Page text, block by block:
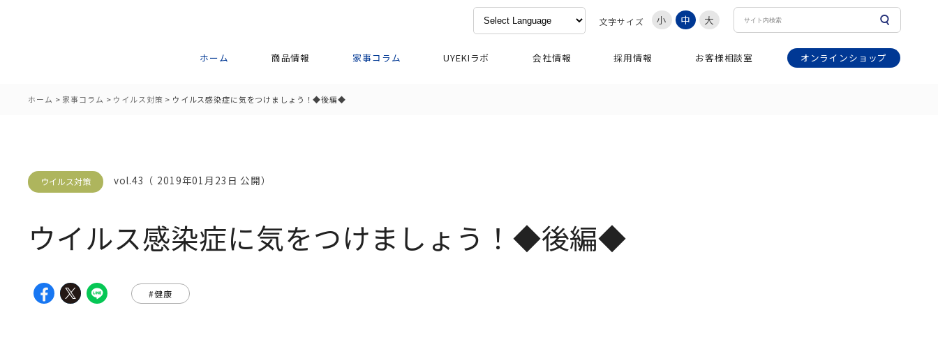
文字サイズ 小 中 大
ホーム 商品情報 家事コラム UYEKIラボ 会社情報 採用情報 お客様相談室 オンラインショップ
ホーム > 家事コラム > ウイルス対策 > ウイルス感染症に気をつけましょう！◆後編◆
ウイルス対策 vol.43（ 2019年01月23日 公開）
ウイルス感染症に気をつけましょう！◆後編◆
#健康